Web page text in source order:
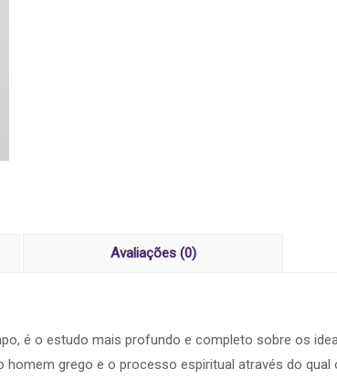
Avaliações (0)
é o estudo mais profundo e completo sobre os
grego e o processo espiritual através do qual